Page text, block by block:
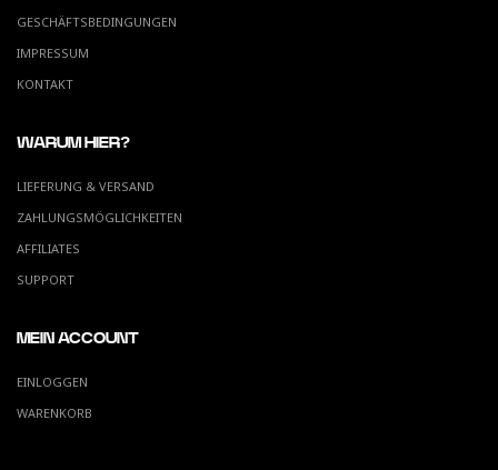
GESCHÄFTSBEDINGUNGEN
IMPRESSUM
KONTAKT
WARUM HIER?
LIEFERUNG & VERSAND
ZAHLUNGSMÖGLICHKEITEN
AFFILIATES
SUPPORT
MEIN ACCOUNT
EINLOGGEN
WARENKORB